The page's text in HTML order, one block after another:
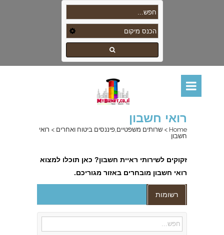
רואי חשבון
Home
> שרותים משפטיים,פיננסים ביטוח ואחרים > רואי
חשבון
זקוקים לשירותי ראיית חשבון? כאן תוכלו למצוא
רואי חשבון מובחרים באזור מגוריכם.
רשומות